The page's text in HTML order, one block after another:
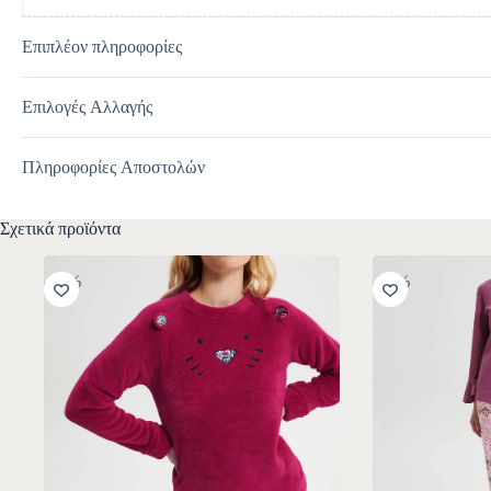
Επιπλέον πληροφορίες
Επιλογές Αλλαγής
Πληροφορίες Αποστολών
Σχετικά προϊόντα
-30% -30%